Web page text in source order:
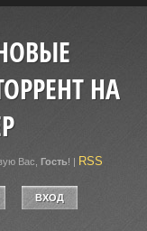
НА
Вас Гость! | RSS
ВХОД